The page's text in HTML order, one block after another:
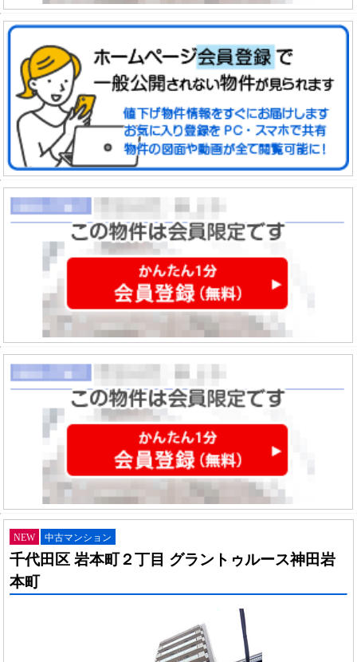
NEW 中古マンション
千代田区 岩本町２丁目 グラントゥルース神田岩
本町